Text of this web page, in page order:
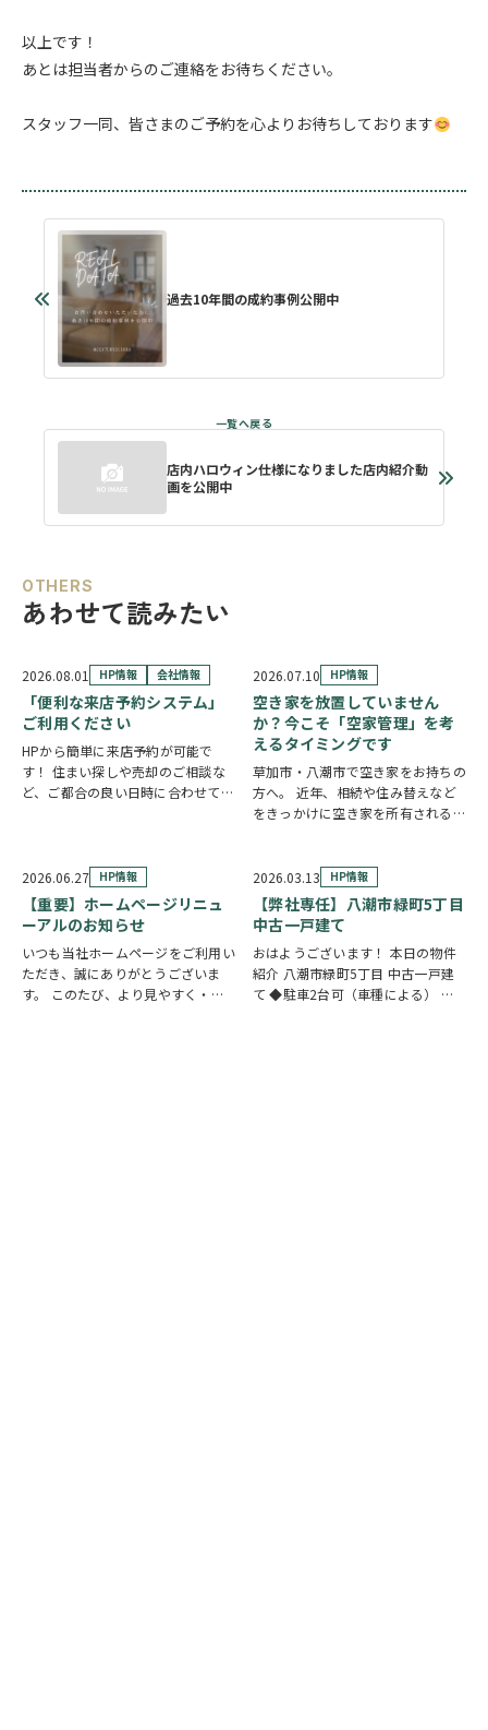
以上です！
あとは担当者からのご連絡をお待ちください。
スタッフ一同、皆さまのご予約を心よりお待ちしております
過去10年間の成約事例公開中
店内ハロウィン仕様になりました店内紹介動
画を公開中
OTHERS
あわせて読みたい
2026.08.01 HP情報 会社情報
「便利な来店予約システム」
ご利用ください
HPから簡単に来店予約が可能で
す！ 住まい探しや売却のご相談な
ど、ご都合の良い日時に合わせてホ
するだけで予約完了！ 「まずは相
談だけしたい」「気…
2026.07.10 HP情報
空き家を放置していません
か？今こそ「空家管理」を考
えるタイミングです
草加市・八潮市で空き家をお持ちの
方へ。 近年、相続や住み替えなど
をきっかけに空き家を所有される方
んでいるため定期的に様子を見に行
けない」 「売却するか活用するか
迷っている」 な…
2026.06.27 HP情報
【重要】ホームページリニュ
ーアルのお知らせ
いつも当社ホームページをご利用い
ただき、誠にありがとうございま
す。 このたび、より見やすく・使
2026.03.13 HP情報
【弊社専任】八潮市緑町5丁目
中古一戸建て
おはようございます！ 本日の物件
紹介 八潮市緑町5丁目 中古一戸建
て ◆駐車2台可（車種による） ◆